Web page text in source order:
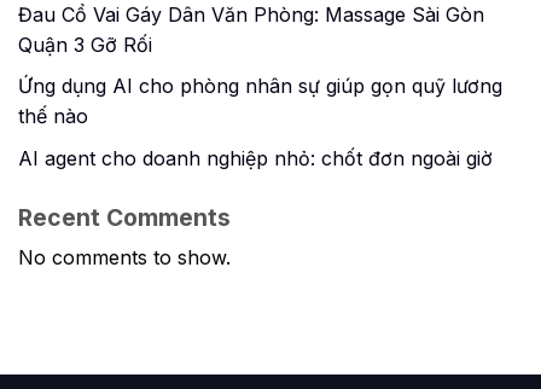
Đau Cổ Vai Gáy Dân Văn Phòng: Massage Sài Gòn
Quận 3 Gỡ Rối
Ứng dụng AI cho phòng nhân sự giúp gọn quỹ lương
thế nào
AI agent cho doanh nghiệp nhỏ: chốt đơn ngoài giờ
Recent Comments
No comments to show.